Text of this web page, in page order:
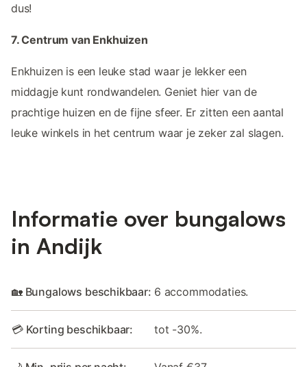
dus!
7. Centrum van Enkhuizen
Enkhuizen is een leuke stad waar je lekker een
middagje kunt rondwandelen. Geniet hier van de
prachtige huizen en de fijne sfeer. Er zitten een aantal
leuke winkels in het centrum waar je zeker zal slagen.
Informatie over bungalows
in Andijk
🏡 Bungalows beschikbaar: 6 accommodaties.
💳 Korting beschikbaar: tot -30%.